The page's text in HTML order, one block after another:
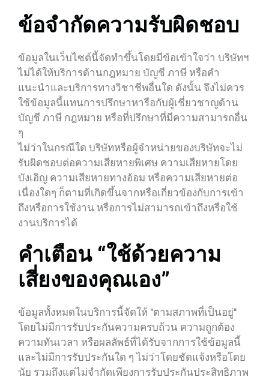
ข้อจำกัดความรับผิดชอบ
ข้อมูลในเว็บไซต์นี้จัดทำขึ้นโดยมีข้อเข้าใจว่า บริษัทฯ
ไม่ได้ให้บริการด้านกฎหมาย บัญชี ภาษี หรือคำ
แนะนำและบริการทางวิชาชีพอื่นใด ดังนั้น จึงไม่ควร
ใช้ข้อมูลนี้แทนการปรึกษาหารือกับผู้เชี่ยวชาญด้าน
บัญชี ภาษี กฎหมาย หรือที่ปรึกษาที่มีความสามารถอื่น
ๆ
ไม่ว่าในกรณีใด บริษัทหรือผู้จำหน่ายของบริษัทจะไม่
รับผิดชอบต่อความเสียหายพิเศษ ความเสียหายโดย
บังเอิญ ความเสียหายทางอ้อม หรือความเสียหายต่อ
เนื่องใดๆ ก็ตามที่เกิดขึ้นจากหรือเกี่ยวข้องกับการเข้า
ถึงหรือการใช้งาน หรือการไม่สามารถเข้าถึงหรือใช้
งานบริการได้
คำเตือน “ใช้ด้วยความ
เสี่ยงของคุณเอง”
ข้อมูลทั้งหมดในบริการนี้จัดให้ "ตามสภาพที่เป็นอยู่"
โดยไม่มีการรับประกันความครบถ้วน ความถูกต้อง
ความทันเวลา หรือผลลัพธ์ที่ได้รับจากการใช้ข้อมูลนี้
และไม่มีการรับประกันใด ๆ ไม่ว่าโดยชัดแจ้งหรือโดย
นัย รวมถึงแต่ไม่จำกัดเพียงการรับประกันประสิทธิภาพ